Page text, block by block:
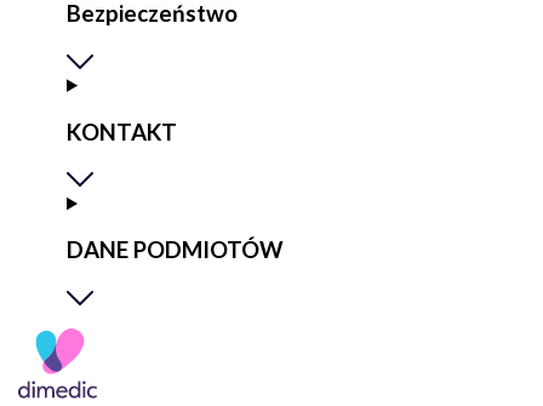
Bezpieczeństwo
KONTAKT
DANE PODMIOTÓW